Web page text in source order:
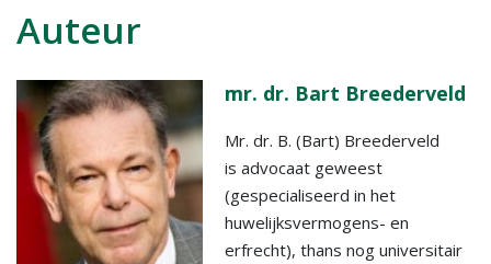
Auteur
mr. dr. Bart Breederveld
Mr. dr. B. (Bart) Breederveld
is advocaat geweest
(gespecialiseerd in het
huwelijksvermogens- en
erfrecht), thans nog universitair